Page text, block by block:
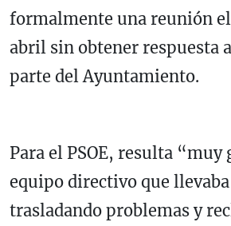
formalmente una reunión el
abril sin obtener respuesta
parte del Ayuntamiento.
Para el PSOE, resulta “muy
equipo directivo que
trasladando problemas y